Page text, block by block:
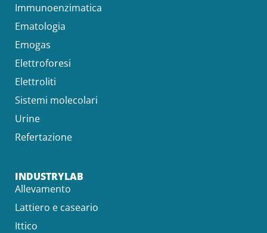
Immunoenzimatica
Ematologia
Emogas
Elettroforesi
Elettroliti
Sistemi molecolari
Urine
Refertazione
INDUSTRYLAB
Allevamento
Lattiero e caseario
Ittico